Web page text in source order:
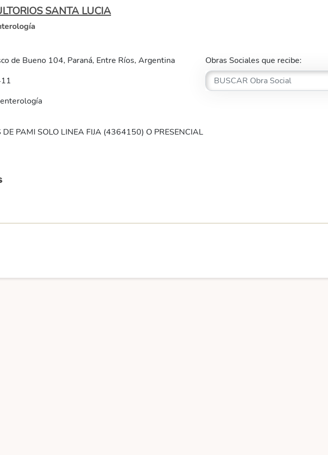
SANTA LUCIA
de Bueno 104, Paraná, Entre Ríos, Argentina
Obras Sociales que recibe:
DE PAMI SOLO LINEA FIJA (4364150) O PRESENCIAL